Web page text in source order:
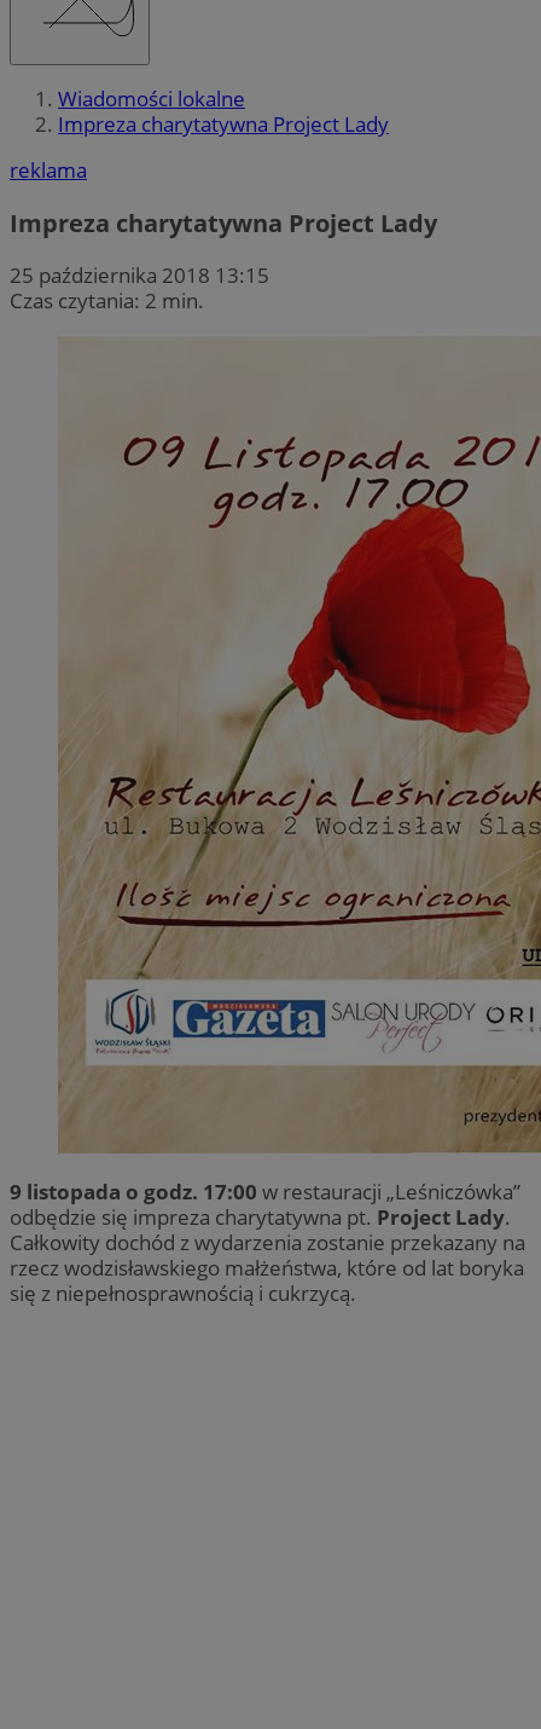
Wiadomości lokalne
Impreza charytatywna Project Lady
reklama
Impreza charytatywna Project Lady
25 października 2018 13:15
Czas czytania: 2 min.
9 listopada o godz. 17:00 w restauracji „Leśniczówka”
odbędzie się impreza charytatywna pt. Project Lady.
Całkowity dochód z wydarzenia zostanie przekazany na
rzecz wodzisławskiego małżeństwa, które od lat boryka
się z niepełnosprawnością i cukrzycą.